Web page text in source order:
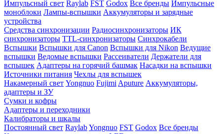
Импульсный свет Raylab FST Godox Все бренды Импульсные
моноблоки Лампы-вспышки Аккумуляторы и зарядные
устройства
Средства синхронизации Радиосинхронизаторы ИК
синхронизаторы TTL-синхронизаторы Синхрокабели
Вспышки Вспышки для Canon Вспышки для Nikon Ведущие
вспышки Ведомые вспышки Рассеиватели Держатели для
вспышек Адаптеры на горячий башмак Насадки на вспышки
Источники питания Чехлы для вспышек
Накамерный свет Yongnuo Fujimi Aputure Аккумуляторы,
адаптеры и ЗУ
Сумки и кофры
Адаптеры и переходники
Калибраторы и шкалы
Постоянный свет RaylabYongnuo FST Godox Все бренды